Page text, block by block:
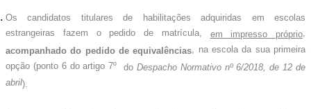
Os candidatos titulares de habilitações adquiridas em escolas
estrangeiras fazem o pedido de matrícula, em impresso próprio,
acompanhado do pedido de equivalências, na escola da sua primeira
opção (ponto 6 do artigo 7º
do Despacho Normativo nº 6/2018, de 12 de
abril).